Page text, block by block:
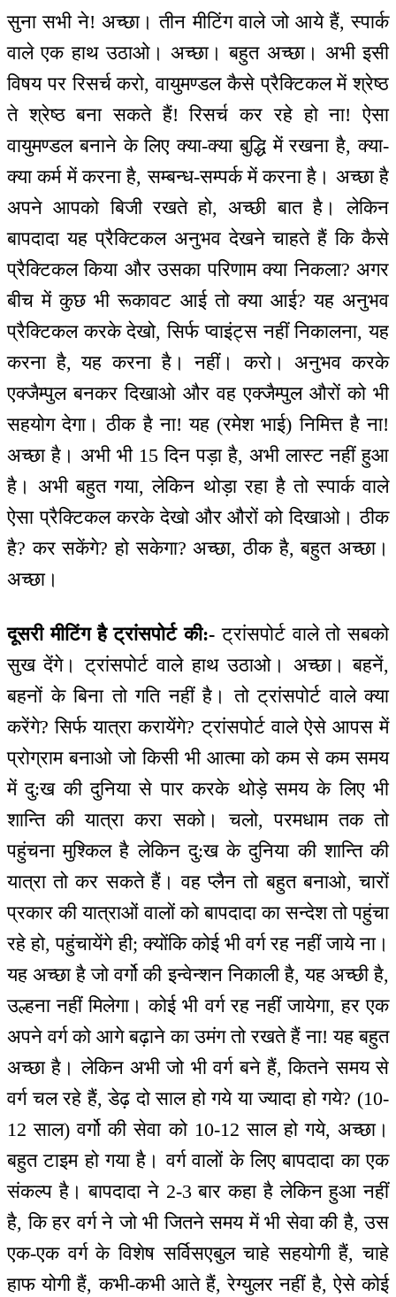
सुना सभी ने! अच्छा। तीन मीटिंग वाले जो आये हैं, स्पार्क
वाले एक हाथ उठाओ। अच्छा। बहुत अच्छा। अभी इसी
विषय पर रिसर्च करो, वायुमण्डल कैसे प्रैक्टिकल में श्रेष्ठ
ते श्रेष्ठ बना सकते हैं! रिसर्च कर रहे हो ना! ऐसा
वायुमण्डल बनाने के लिए क्या-क्या बुद्धि में रखना है, क्या-
क्या कर्म में करना है, सम्बन्ध-सम्पर्क में करना है। अच्छा है
अपने आपको बिजी रखते हो, अच्छी बात है। लेकिन
बापदादा यह प्रैक्टिकल अनुभव देखने चाहते हैं कि कैसे
प्रैक्टिकल किया और उसका परिणाम क्या निकला? अगर
बीच में कुछ भी रूकावट आई तो क्या आई? यह अनुभव
प्रैक्टिकल करके देखो, सिर्फ प्वाइंट्स नहीं निकालना, यह
करना है, यह करना है। नहीं। करो। अनुभव करके
एक्जैम्पुल बनकर दिखाओ और वह एक्जैम्पुल औरों को भी
सहयोग देगा। ठीक है ना! यह (रमेश भाई) निमित्त है ना!
अच्छा है। अभी भी 15 दिन पड़ा है, अभी लास्ट नहीं हुआ
है। अभी बहुत गया, लेकिन थोड़ा रहा है तो स्पार्क वाले
ऐसा प्रैक्टिकल करके देखो और औरों को दिखाओ। ठीक
है? कर सकेंगे? हो सकेगा? अच्छा, ठीक है, बहुत अच्छा।
अच्छा।
दूसरी मीटिंग है ट्रांसपोर्ट की:- ट्रांसपोर्ट वाले तो सबको
सुख देंगे। ट्रांसपोर्ट वाले हाथ उठाओ। अच्छा। बहनें,
बहनों के बिना तो गति नहीं है। तो ट्रांसपोर्ट वाले क्या
करेंगे? सिर्फ यात्रा करायेंगे? ट्रांसपोर्ट वाले ऐसे आपस में
प्रोग्राम बनाओ जो किसी भी आत्मा को कम से कम समय
में दु:ख की दुनिया से पार करके थोड़े समय के लिए भी
शान्ति की यात्रा करा सको। चलो, परमधाम तक तो
पहुंचना मुश्किल है लेकिन दु:ख के दुनिया की शान्ति की
यात्रा तो कर सकते हैं। वह प्लैन तो बहुत बनाओ, चारों
प्रकार की यात्राओं वालों को बापदादा का सन्देश तो पहुंचा
रहे हो, पहुंचायेंगे ही; क्योंकि कोई भी वर्ग रह नहीं जाये ना।
यह अच्छा है जो वर्गो की इन्वेन्शन निकाली है, यह अच्छी है,
उल्हना नहीं मिलेगा। कोई भी वर्ग रह नहीं जायेगा, हर एक
अपने वर्ग को आगे बढ़ाने का उमंग तो रखते हैं ना! यह बहुत
अच्छा है। लेकिन अभी जो भी वर्ग बने हैं, कितने समय से
वर्ग चल रहे हैं, डेढ़ दो साल हो गये या ज्यादा हो गये? (10-
12 साल) वर्गो की सेवा को 10-12 साल हो गये, अच्छा।
बहुत टाइम हो गया है। वर्ग वालों के लिए बापदादा का एक
संकल्प है। बापदादा ने 2-3 बार कहा है लेकिन हुआ नहीं
है, कि हर वर्ग ने जो भी जितने समय में भी सेवा की है, उस
एक-एक वर्ग के विशेष सर्विसएबुल चाहे सहयोगी हैं, चाहे
हाफ योगी हैं, कभी-कभी आते हैं, रेग्युलर नहीं है, ऐसे कोई